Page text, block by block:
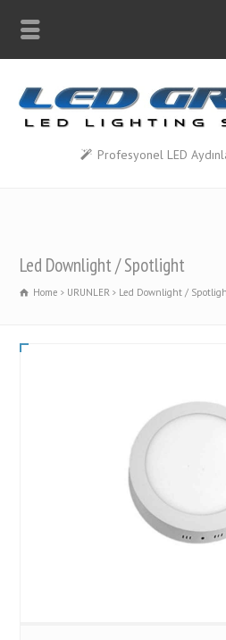
Profesyonel LED
Led Downlight / Spotlight
Home URUNLER Led Downlight /